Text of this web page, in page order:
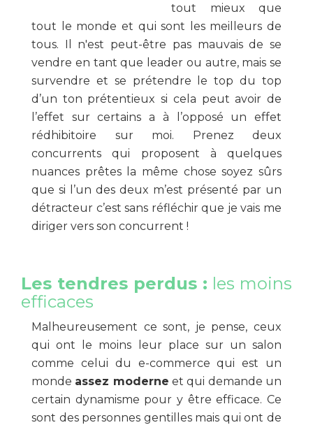
tout mieux que
tout le monde et qui sont les meilleurs de
tous. Il n'est peut-être pas mauvais de se
vendre en tant que leader ou autre, mais se
survendre et se prétendre le top du top
d’un ton prétentieux si cela peut avoir de
l’effet sur certains a à l’opposé un effet
rédhibitoire sur moi. Prenez deux
concurrents qui proposent à quelques
nuances prêtes la même chose soyez sûrs
que si l’un des deux m’est présenté par un
détracteur c’est sans réfléchir que je vais me
diriger vers son concurrent !
Les tendres perdus : les moins
efficaces
Malheureusement ce sont, je pense, ceux
qui ont le moins leur place sur un salon
comme celui du e-commerce qui est un
monde assez moderne et qui demande un
certain dynamisme pour y être efficace. Ce
sont des personnes gentilles mais qui ont de